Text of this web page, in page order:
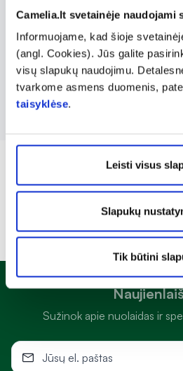
Camelia.lt svetainėje naudojami
Informuojame, kad šioje
(angl. Cookies). Jūs galite
visų slapukų naudojimu.
tvarkome asmens duomenis,
taisyklėse.
Leisti visus
Slapukų
Tik būtini
prieinamumą ir
ženklas siekia teikti
sprendimus kasdieniam
poreikiui.
Sužinok apie nuolaidas ir